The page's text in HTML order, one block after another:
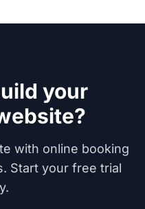
your
with online booking
Start your free trial